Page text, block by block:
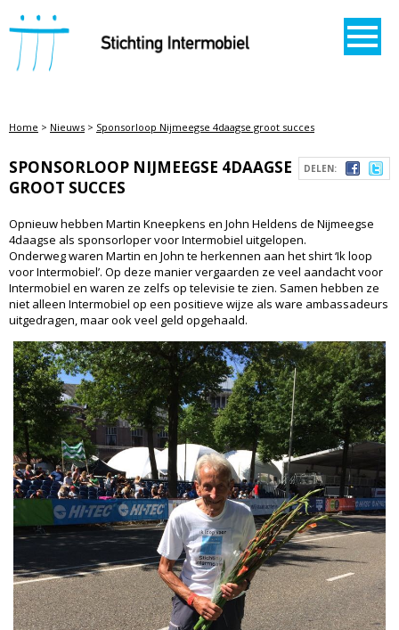
STICHTING INTERMOBIEL
Home > Nieuws > Sponsorloop Nijmeegse 4daagse groot succes
DELEN:
SPONSORLOOP NIJMEEGSE 4DAAGSE
GROOT SUCCES
Opnieuw hebben Martin Kneepkens en John Heldens de Nijmeegse
4daagse als sponsorloper voor Intermobiel uitgelopen.
Onderweg waren Martin en John te herkennen aan het shirt ‘Ik loop
voor Intermobiel’. Op deze manier vergaarden ze veel aandacht voor
Intermobiel en waren ze zelfs op televisie te zien. Samen hebben ze
niet alleen Intermobiel op een positieve wijze als ware ambassadeurs
uitgedragen, maar ook veel geld opgehaald.